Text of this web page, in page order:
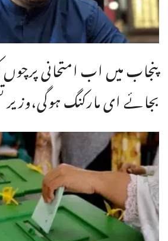
پنجاب میں اب امتحانی
بجائے ای مارکنگ ہوگی،وزیر